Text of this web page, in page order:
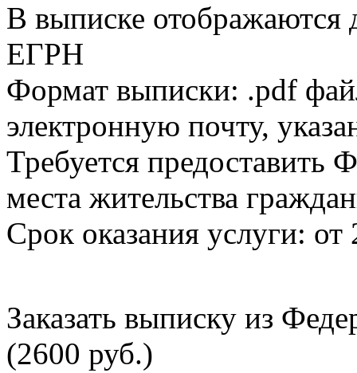
В выписке
ЕГРН
Формат выписки: .pdf
электронную почту,
Требуется
места жительства
Срок оказания услуги: от
Заказать выписку из
(2600 руб.)